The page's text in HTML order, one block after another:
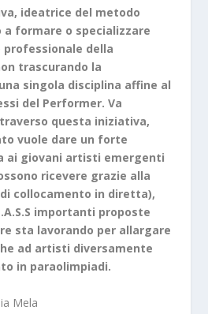
ideatrice del metodo
a formare o specializzare
professionale della
trascurando la
singola disciplina affine al
del Performer. Va
questa iniziativa,
vuole dare un forte
ai giovani artisti emergenti
ricevere grazie alla
collocamento in diretta),
importanti proposte
sta lavorando per allargare
ad artisti diversamente
in paraolimpiadi.
Mela